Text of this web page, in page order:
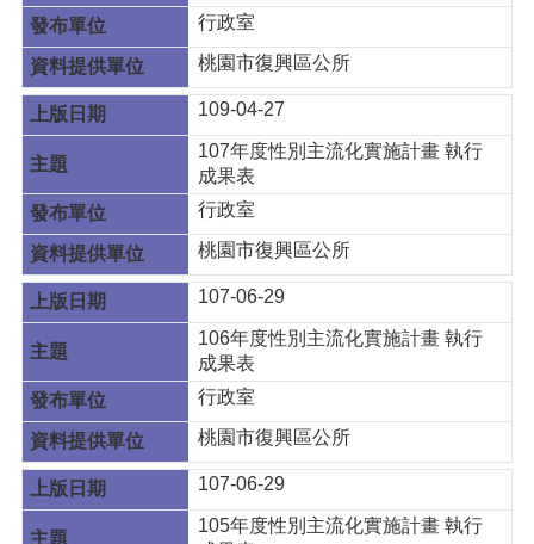
行政室
桃園市復興區公所
109-04-27
107年度性別主流化實施計畫 執行
成果表
行政室
桃園市復興區公所
107-06-29
106年度性別主流化實施計畫 執行
成果表
行政室
桃園市復興區公所
107-06-29
105年度性別主流化實施計畫 執行